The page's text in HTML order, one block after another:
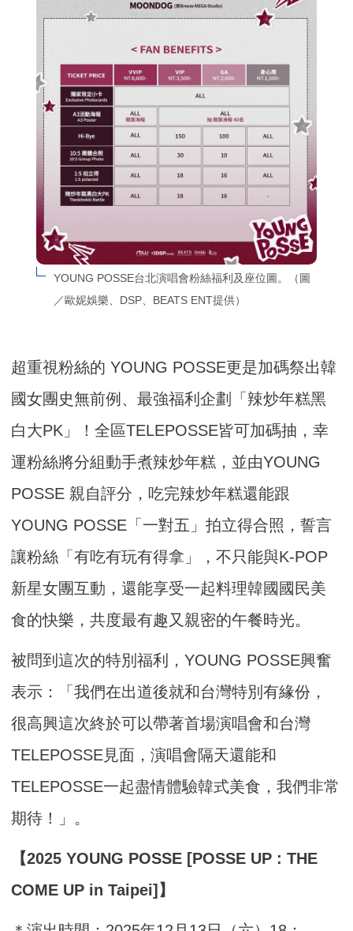
YOUNG POSSE台北演唱會粉絲福利及座位圖。（圖
／歐妮娛樂、DSP、BEATS ENT提供）
超重視粉絲的 YOUNG POSSE更是加碼祭出韓
國女團史無前例、最強福利企劃「辣炒年糕黑
白大PK」！全區TELEPOSSE皆可加碼抽，幸
運粉絲將分組動手煮辣炒年糕，並由YOUNG
POSSE 親自評分，吃完辣炒年糕還能跟
YOUNG POSSE「一對五」拍立得合照，誓言
讓粉絲「有吃有玩有得拿」，不只能與K-POP
新星女團互動，還能享受一起料理韓國國民美
食的快樂，共度最有趣又親密的午餐時光。
被問到這次的特別福利，YOUNG POSSE興奮
表示：「我們在出道後就和台灣特別有緣份，
很高興這次終於可以帶著首場演唱會和台灣
TELEPOSSE見面，演唱會隔天還能和
TELEPOSSE一起盡情體驗韓式美食，我們非常
期待！」。
【2025 YOUNG POSSE [POSSE UP : THE
COME UP in Taipei]】